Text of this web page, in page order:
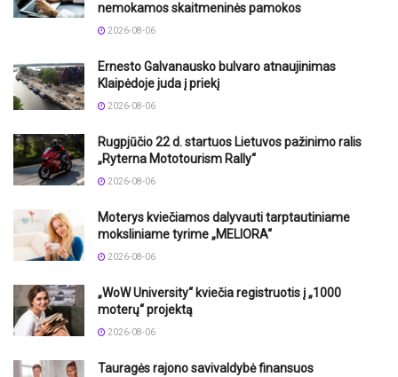
nemokamos skaitmeninės pamokos
2026-08-06
Ernesto Galvanausko bulvaro atnaujinimas
Klaipėdoje juda į priekį
2026-08-06
Rugpjūčio 22 d. startuos Lietuvos pažinimo ralis
„Ryterna Mototourism Rally“
2026-08-06
Moterys kviečiamos dalyvauti tarptautiniame
moksliniame tyrime „MELIORA“
2026-08-06
„WoW University“ kviečia registruotis į „1000
moterų“ projektą
2026-08-06
Tauragės rajono savivaldybė finansuos